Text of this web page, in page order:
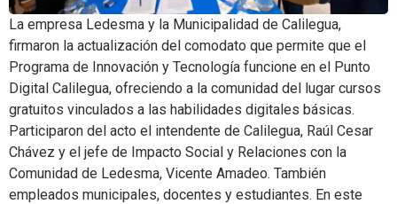
La empresa Ledesma y la Municipalidad de Calilegua,
firmaron la actualización del comodato que permite que el
Programa de Innovación y Tecnología funcione en el Punto
Digital Calilegua, ofreciendo a la comunidad del lugar cursos
gratuitos vinculados a las habilidades digitales básicas.
Participaron del acto el intendente de Calilegua, Raúl Cesar
Chávez y el jefe de Impacto Social y Relaciones con la
Comunidad de Ledesma, Vicente Amadeo. También
empleados municipales, docentes y estudiantes. En este